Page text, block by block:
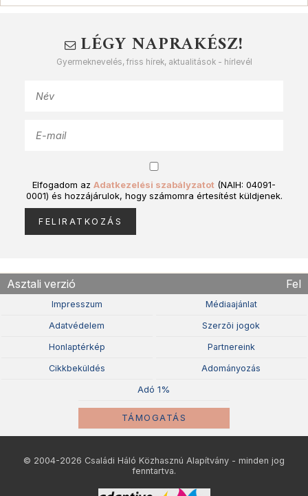
LÉGY NAPRAKÉSZ!
Gyermeknevelés, friss hírek, aktualitások - hírlevél
Elfogadom az Adatkezelési szabályzatot (NAIH: 04091-
0001) és hozzájárulok, hogy számomra értesítést küldjenek.
Asztali verzió Fel
Impresszum Médiaajánlat
Adatvédelem Szerzõi jogok
Honlaptérkép Partnereink
Cikkbeküldés Adományozás
Adó 1%
TÁMOGATÁS
© 2004-2026 Családi Háló Közhasznú Alapítvány - minden jog
fenntartva.